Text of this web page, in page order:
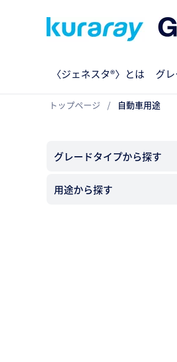
〈ジェネスタ®〉とは グ
トップページ 自動車用途
グレードタイプから探す
用途から探す